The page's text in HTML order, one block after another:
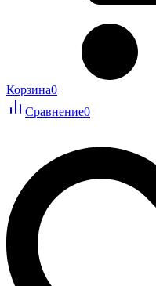
Корзина0
Сравнение0